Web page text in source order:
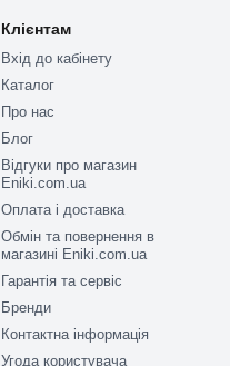
Клієнтам
Вхід до кабінету
Каталог
Про нас
Блог
Відгуки про магазин
Eniki.com.ua
Оплата і доставка
Обмін та повернення в
магазині Eniki.com.ua
Гарантія та сервіс
Бренди
Контактна інформація
Угода користувача